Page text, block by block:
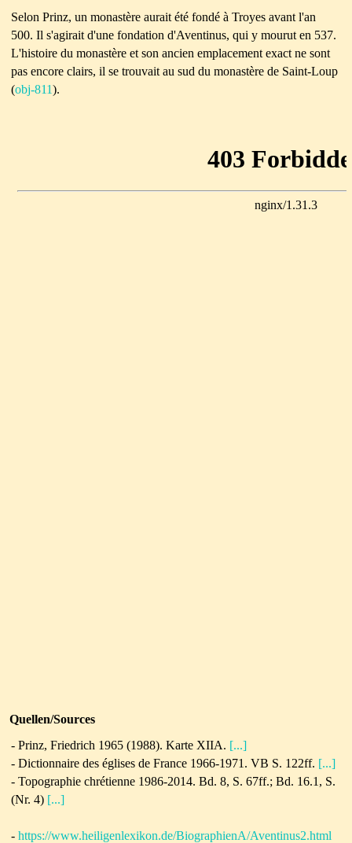
Selon Prinz, un monastère aurait été fondé à Troyes avant l'an
500. Il s'agirait d'une fondation d'Aventinus, qui y mourut en 537.
L'histoire du monastère et son ancien emplacement exact ne sont
pas encore clairs, il se trouvait au sud du monastère de Saint-Loup
(obj-811).
Quellen/Sources
- Prinz, Friedrich 1965 (1988). Karte XIIA. [...]
- Dictionnaire des églises de France 1966-1971. VB S. 122ff. [...]
- Topographie chrétienne 1986-2014. Bd. 8, S. 67ff.; Bd. 16.1, S.
(Nr. 4) [...]
- https://www.heiligenlexikon.de/BiographienA/Aventinus2.html